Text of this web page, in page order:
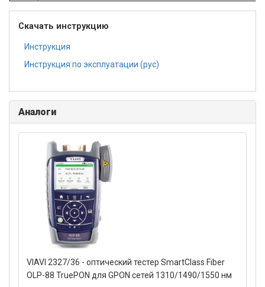
Скачать инструкцию
Инструкция
Инструкция по эксплуатации (рус)
Аналоги
VIAVI 2327/36 - оптический тестер SmartClass Fiber
OLP-88 TruePON для GPON сетей 1310/1490/1550 нм